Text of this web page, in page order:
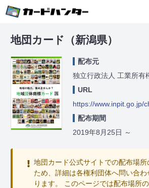
地団カード（新潟県）
配布元
独立行政法人 工業所有
URL
https://www.inpit.go.jp/
配布期間
2019年8月25日 ～
地団カード公式サイトでの配布場
ため、詳細は各権利団体へ問い合
ります。 このページでは配布場所